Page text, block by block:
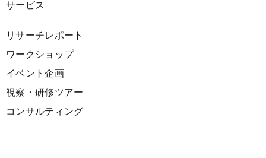
サービス
リサーチレポート
ワークショップ
イベント企画
視察・研修ツアー
コンサルティング